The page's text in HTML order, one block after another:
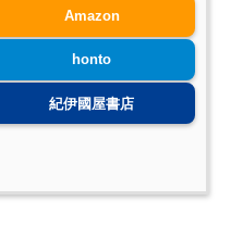
Amazon
honto
紀伊國屋書店